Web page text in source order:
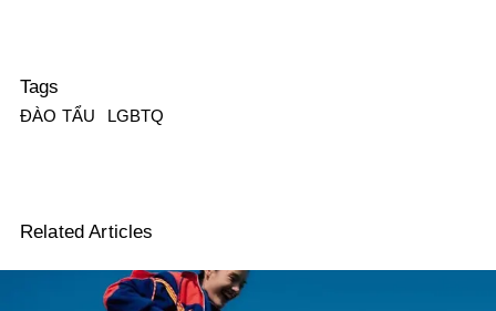
Tags
ĐÀO TẨU LGBTQ
Related Articles